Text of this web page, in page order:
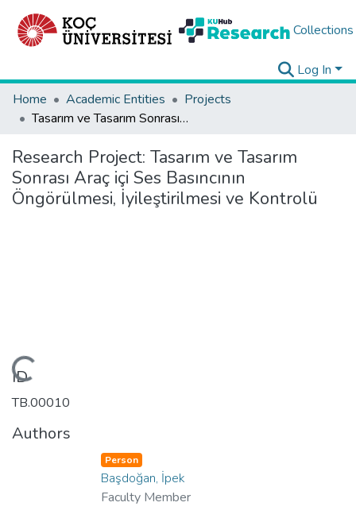
Collections
Log In
Home
Academic Entities
Projects
Tasarım ve Tasarım Sonrası Araç içi Ses Basıncının Öngörülmesi, İyileştirilmesi ve Kontrolü
Research Project: Tasarım ve Tasarım
Sonrası Araç içi Ses Basıncının
Öngörülmesi, İyileştirilmesi ve Kontrolü
Loading...
ID
TB.00010
Authors
Person
Başdoğan, İpek
Faculty Member